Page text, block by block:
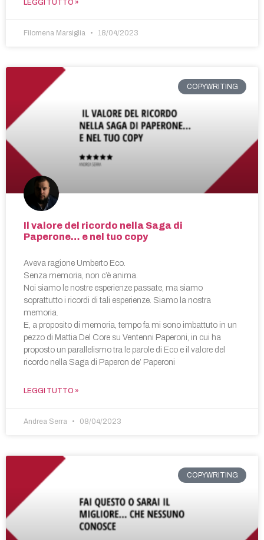
LEGGI TUTTO »
Filomena Marsiglia 18/04/2023
COPYWRITING
Il valore del ricordo nella Saga di
Paperone… e nel tuo copy
Aveva ragione Umberto Eco.
Senza memoria, non c’è anima.
Noi siamo le nostre esperienze passate, ma siamo
soprattutto i ricordi di tali esperienze. Siamo la nostra
memoria.
E, a proposito di memoria, tempo fa mi sono imbattuto in un
pezzo di Mattia Del Core su Ventenni Paperoni, in cui ha
proposto un parallelismo tra le parole di Eco e il valore del
ricordo nella Saga di Paperon de’ Paperoni
LEGGI TUTTO »
Andrea Serra 08/04/2023
COPYWRITING